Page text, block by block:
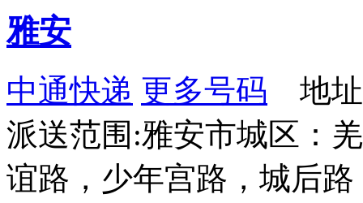
雅安
中通快递 更多号码 地址
派送范围:雅安市城区：
谊路，少年宫路，城后